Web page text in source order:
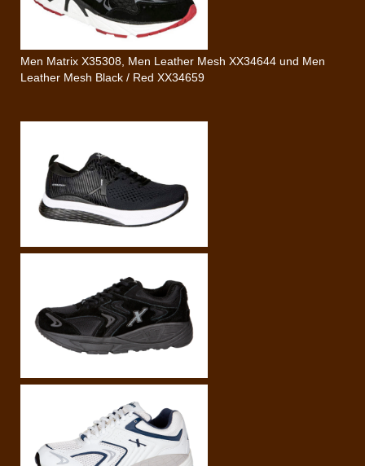
Men Matrix X35308, Men Leather Mesh XX34644 und Men
Leather Mesh Black / Red XX34659